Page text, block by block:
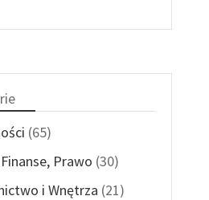
(65)
Prawo (30)
i Wnętrza (21)